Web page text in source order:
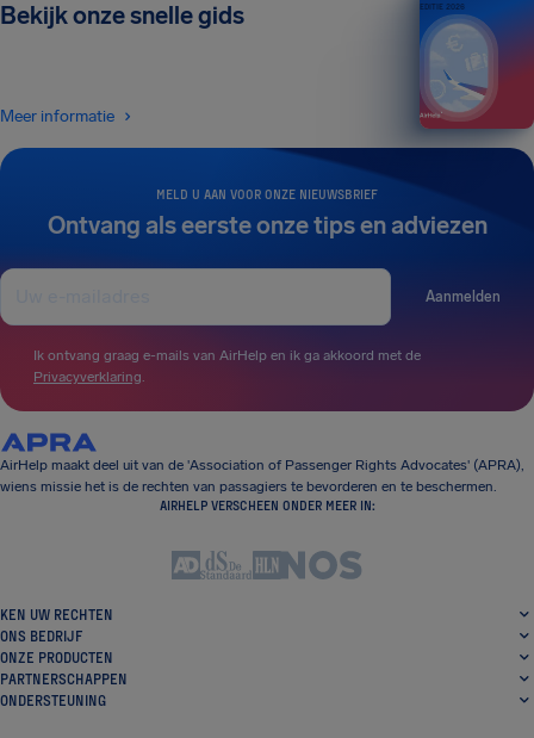
MELD U AAN VOOR ONZE NIEUWSBRIEF
Ontvang als eerste onze tips en adviezen
Aanmelden
Ik ontvang graag e-mails van AirHelp en ik ga akkoord met de
Privacyverklaring.
Bekijk onze snelle gids
Meer informatie
EDITIE 2026
AirHelp maakt deel uit van de 'Association of Passenger Rights Advocates' (APRA),
wiens missie het is de rechten van passagiers te bevorderen en te beschermen.
AIRHELP VERSCHEEN ONDER MEER IN:
KEN UW RECHTEN
ONS BEDRIJF
ONZE PRODUCTEN
PARTNERSCHAPPEN
ONDERSTEUNING